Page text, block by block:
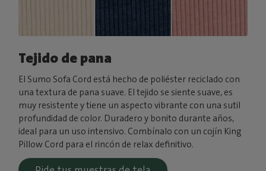
Tejido de pana
El Sumo Sofa Cord está hecho de poliéster reciclado con
una textura de pana suave. El tejido se siente suave, es
muy resistente y tiene un aspecto vibrante con una sutil
profundidad de color. Duradero y bonito durante años,
ideal para un uso intensivo. Combínalo con un cojín King
Pillow Cord para el rincón de relax definitivo.